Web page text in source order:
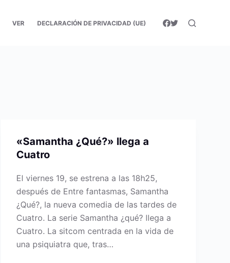
VER DECLARACIÓN DE PRIVACIDAD (UE)
«Samantha ¿Qué?» llega a
Cuatro
El viernes 19, se estrena a las 18h25,
después de Entre fantasmas, Samantha
¿Qué?, la nueva comedia de las tardes de
Cuatro. La serie Samantha ¿qué? llega a
Cuatro. La sitcom centrada en la vida de
una psiquiatra que, tras…